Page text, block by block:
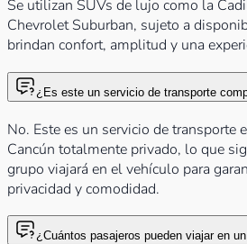
Se utilizan SUVs de lujo como la
Chevrolet Suburban, sujeto a
brindan confort, amplitud y una
¿Es este un servicio de transporte
No. Este es un servicio de transporte
Cancún totalmente privado, lo que
grupo viajará en el vehículo para
privacidad y comodidad.
¿Cuántos pasajeros pueden viajar en